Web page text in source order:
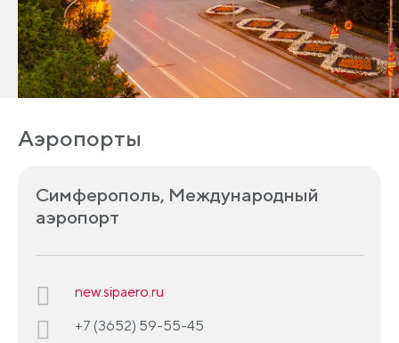
Аэропорты
Симферополь, Международный
аэропорт
new.sipaero.ru
+7 (3652) 59-55-45